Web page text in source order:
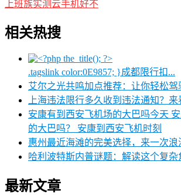
上班族实测云手机好不
相关热搜
.tagslink color:0E9857; }成都限行扣...
艾尔之光共鸣加点推荐：让你轻松驾
上海违法限行多久收到违法通知？来
安康有到西安飞机场的大巴吗今天
的大巴吗？ 安康到西安飞机时刻
惠州最近海滩的完美选择，来一次浪
哈利波特斯内普谜题：解读这个复杂
最新文章